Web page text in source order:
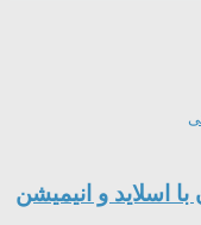
اسلاید و انیمیشن